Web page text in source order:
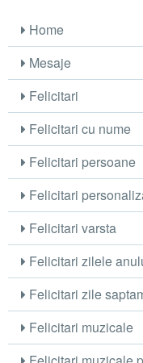
Home
Mesaje
Felicitari
Felicitari cu nume
Felicitari persoane
Felicitari
Felicitari varsta
Felicitari zilele
Felicitari zile
Felicitari muzicale